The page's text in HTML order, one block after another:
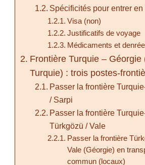
Spécificités pour entrer en
Visa (non)
Justificatifs de voyage
Médicaments et
Frontière Turquie – Géorgie
Turquie) : trois postes-
Passer la frontière
/ Sarpi
Passer la frontière
Türkgözü / Vale
Passer la frontière
Vale (Géorgie) en
commun (locaux)